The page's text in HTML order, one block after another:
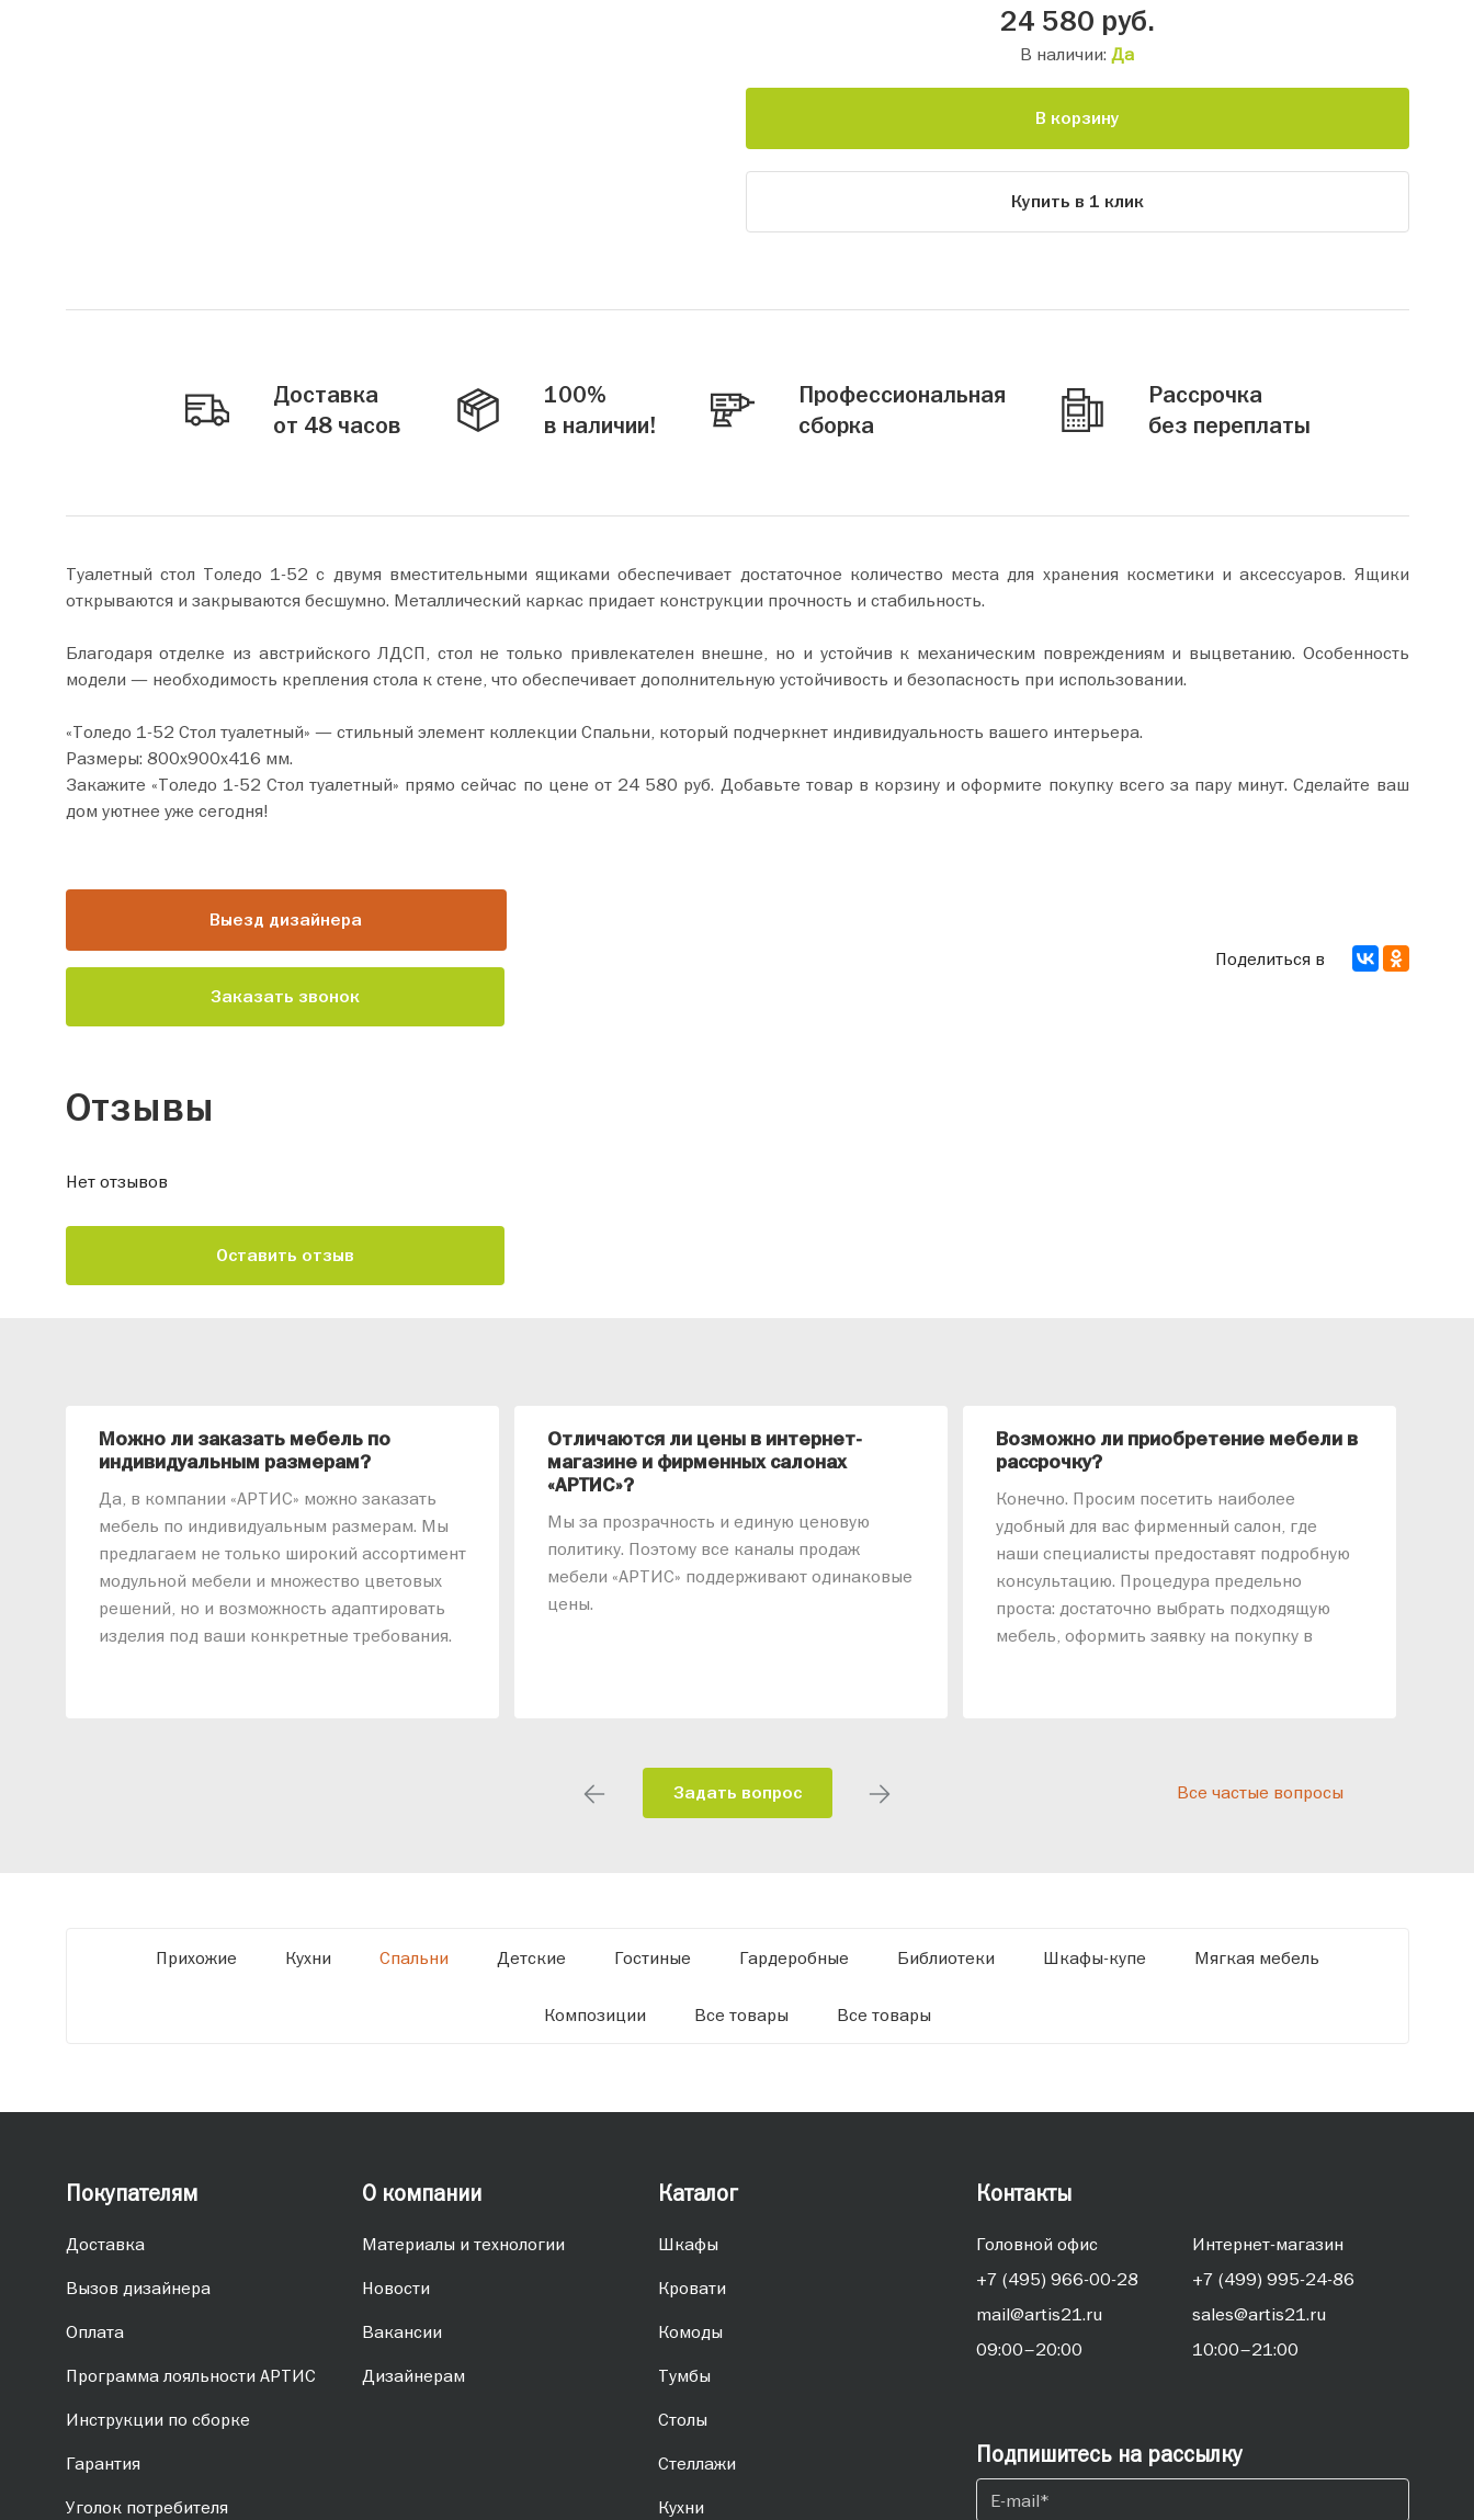
24 580 руб.
В наличии: Да
В корзину
Купить в 1 клик
Доставка
от 48 часов
100%
в наличии!
Профессиональная
сборка
Рассрочка
без переплаты
Туалетный стол Толедо 1-52 с двумя вместительными ящиками обеспечивает достаточное количество места для хранения косметики и аксессуаров. Ящики
открываются и закрываются бесшумно. Металлический каркас придает конструкции прочность и стабильность.
Благодаря отделке из австрийского ЛДСП, стол не только привлекателен внешне, но и устойчив к механическим повреждениям и выцветанию. Особенность
модели — необходимость крепления стола к стене, что обеспечивает дополнительную устойчивость и безопасность при использовании.
«Толедо 1-52 Стол туалетный» — стильный элемент коллекции Спальни, который подчеркнет индивидуальность вашего интерьера.
Размеры: 800х900х416 мм.
Закажите «Толедо 1-52 Стол туалетный» прямо сейчас по цене от 24 580 руб. Добавьте товар в корзину и оформите покупку всего за пару минут. Сделайте ваш
дом уютнее уже сегодня!
Выезд дизайнера
Заказать звонок
Поделиться в
Отзывы
Нет отзывов
Оставить отзыв
Можно ли заказать мебель по
индивидуальным размерам?
Да, в компании «АРТИС» можно заказать
мебель по индивидуальным размерам. Мы
предлагаем не только широкий ассортимент
модульной мебели и множество цветовых
решений, но и возможность адаптировать
изделия под ваши конкретные требования.
Отличаются ли цены в интернет-
магазине и фирменных салонах
«АРТИС»?
Мы за прозрачность и единую ценовую
политику. Поэтому все каналы продаж
мебели «АРТИС» поддерживают одинаковые
цены.
Возможно ли приобретение мебели в
рассрочку?
Конечно. Просим посетить наиболее
удобный для вас фирменный салон, где
наши специалисты предоставят подробную
консультацию. Процедура предельно
проста: достаточно выбрать подходящую
мебель, оформить заявку на покупку в
Задать вопрос Все частые вопросы
Прихожие Кухни Спальни Детские Гостиные Гардеробные Библиотеки Шкафы-купе Мягкая мебель
Композиции Все товары Все товары
Покупателям
Доставка
Вызов дизайнера
Оплата
Программа лояльности АРТИС
Инструкции по сборке
Гарантия
Уголок потребителя
О компании
Материалы и технологии
Новости
Вакансии
Дизайнерам
Каталог
Шкафы
Кровати
Комоды
Тумбы
Столы
Стеллажи
Кухни
Контакты
Головной офис
+7 (495) 966-00-28
mail@artis21.ru
09:00–20:00
Интернет-магазин
+7 (499) 995-24-86
sales@artis21.ru
10:00–21:00
Подпишитесь на рассылку